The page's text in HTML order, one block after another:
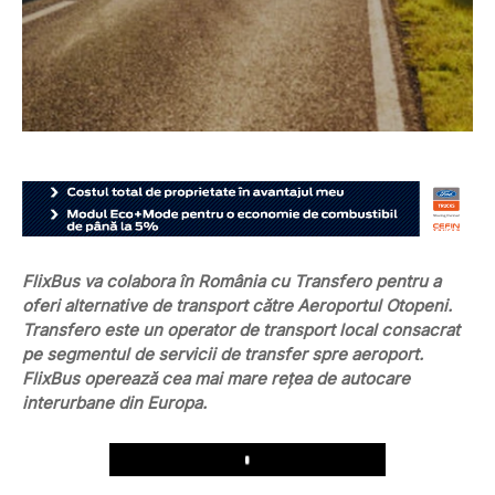
FlixBus va colabora în România cu Transfero pentru a
oferi alternative de transport către Aeroportul Otopeni.
Transfero este un operator de transport local consacrat
pe segmentul de servicii de transfer spre aeroport.
FlixBus operează cea mai mare rețea de autocare
interurbane din Europa.
Play